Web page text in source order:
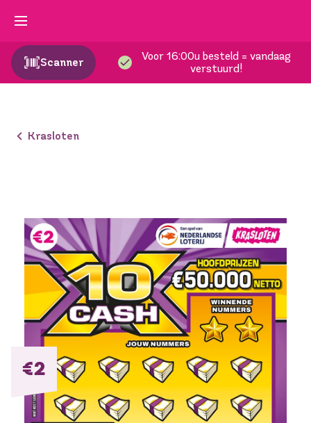
Scanner
Voor 16:00u besteld = vandaag
verstuurd!
Krasloten
€2